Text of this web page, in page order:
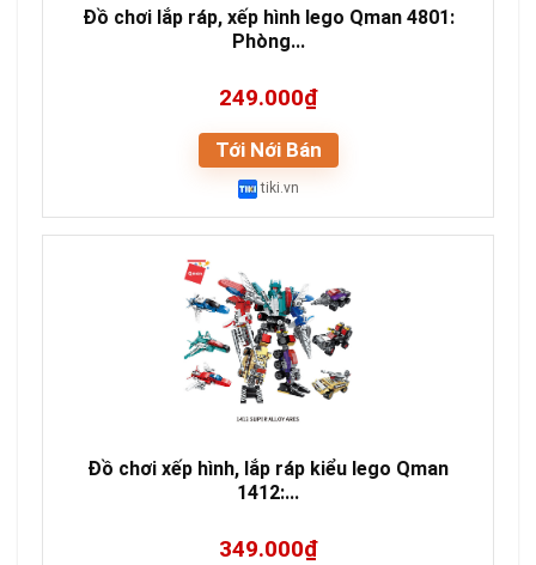
Đồ chơi lắp ráp, xếp hình lego Qman 4801:
Phòng...
249.000₫
Tới Nới Bán
tiki.vn
Đồ chơi xếp hình, lắp ráp kiểu lego Qman
1412:...
349.000₫